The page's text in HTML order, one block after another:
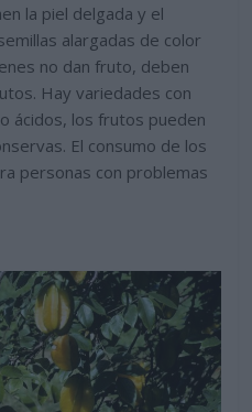
la piel delgada y el
alargadas de color
no dan fruto, deben
Hay variedades con
ácidos, los frutos pueden
El consumo de los
personas con problemas